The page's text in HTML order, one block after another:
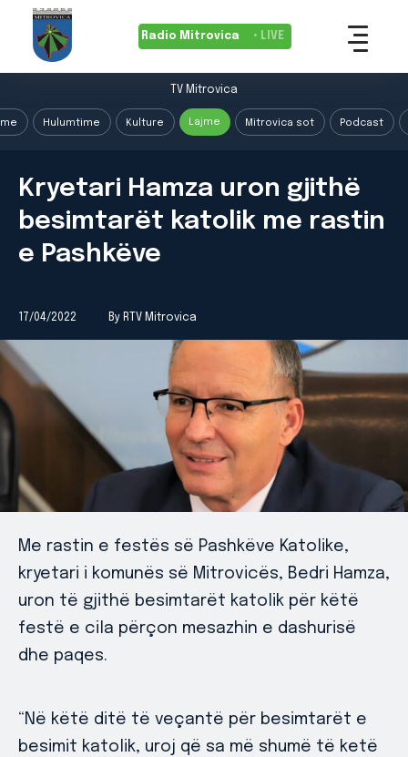
Radio Mitrovica • LIVE
TV Mitrovica
Hulumtime Kulture Lajme Mitrovica sot Podcast
Kryetari Hamza uron gjithë
besimtarët katolik me rastin
e Pashkëve
17/04/2022 By RTV Mitrovica
Me rastin e festës së Pashkëve Katolike,
kryetari i komunës së Mitrovicës, Bedri Hamza,
uron të gjithë besimtarët katolik për këtë
festë e cila përçon mesazhin e dashurisë
dhe paqes.
“Në këtë ditë të veçantë për besimtarët e
besimit katolik, uroj që sa më shumë të ketë